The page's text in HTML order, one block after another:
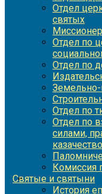
Отдел
святых
Отдел по
Отдел по
Отдел по
Отдел по
силами,
Комиссия
Святые и святыни
История